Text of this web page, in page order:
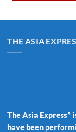
THE ASIA
The Asia Express”
have been